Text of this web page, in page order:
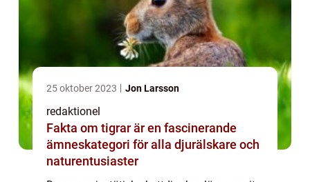
25 oktober 2023 Jon Larsson
redaktionel
Fakta om tigrar är en fascinerande
ämneskategori för alla djurälskare och
naturentusiaster